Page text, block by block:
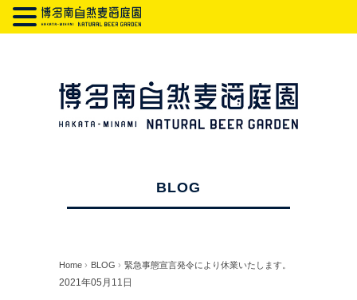
BLOG
Home › BLOG › 緊急事態宣言発令により休業いたします。
2021年05月11日